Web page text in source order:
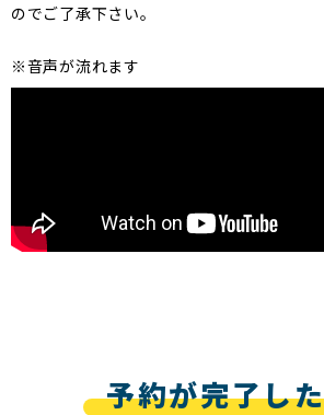
のでご了承下さい。
※音声が流れます
予約が完了し